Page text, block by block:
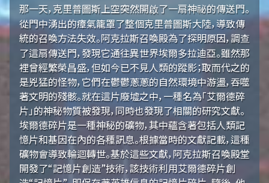
那一天，克里普圖斯上空突然開啟了一扇神祕的傳送門。
從門中湧出的瘴氣籠罩了整個克里普圖斯大陸，導致傳
統的召喚方法失效。阿克拉斯召喚殿為了探明原因，調查
了這扇傳送門，發現它通往異世界埃爾多拉迪亞。雖然那
裡曾經繁榮昌盛，但如今已不見人類的蹤影；取而代之的
是兇猛的怪物，它們在鬱鬱蔥蔥的自然環境中游盪，吞噬
著文明的殘骸。就在這片廢墟之中，一種名為「艾爾德碎
片」的神秘物質被發現，同時也發現了相關的研究文獻。
埃爾德碎片是一種神秘的礦物，其中蘊含著包括人類記
憶片和基因在內的各種訊息。根據當時的文獻記載，這種
礦物會導致輪迴轉世。基於這些文獻，阿克拉斯召喚殿堂
開發了“記憶片創造”技術，該技術利用艾爾德碎片創